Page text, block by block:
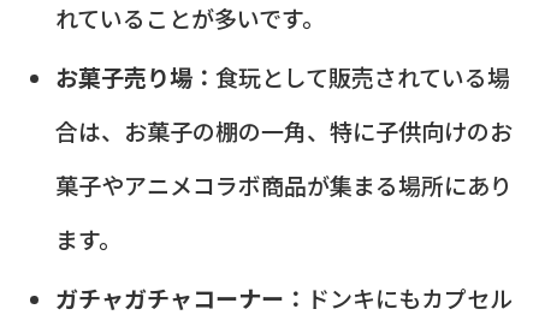
れていることが多いです。
お菓子売り場： 食玩として販売されている場
合は、お菓子の棚の一角、特に子供向けのお
菓子やアニメコラボ商品が集まる場所にあり
ます。
ガチャガチャコーナー： ドンキにもカプセル